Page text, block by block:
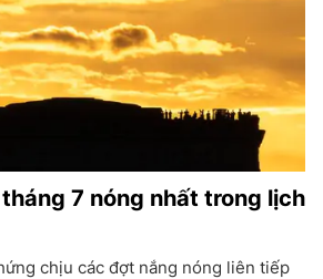
7 nóng nhất trong lịch
chịu các đợt nắng nóng liên tiếp